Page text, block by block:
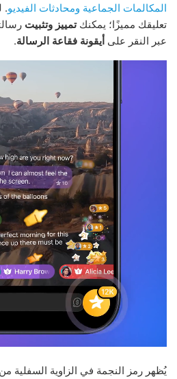
المكالمات الجماعية ومحادثات الفيديو.
تعليقك مميزًا؛ يمكنكتمييز وتثبيت
عبر النقر على أيقونة فقاعة الرسالة.
يُظهر رمز النجمة في الزاوية السفلية